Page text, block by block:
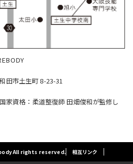
田市土生町 8-23-31
家資格：柔道整復師 田畑俊和が監修し
All rights reserved. 相互リンク